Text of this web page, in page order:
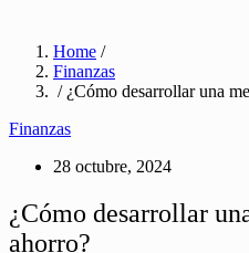
Home /
Finanzas
/ ¿Cómo desarrollar una
Finanzas
28 octubre, 2024
¿Cómo desarrollar
ahorro?